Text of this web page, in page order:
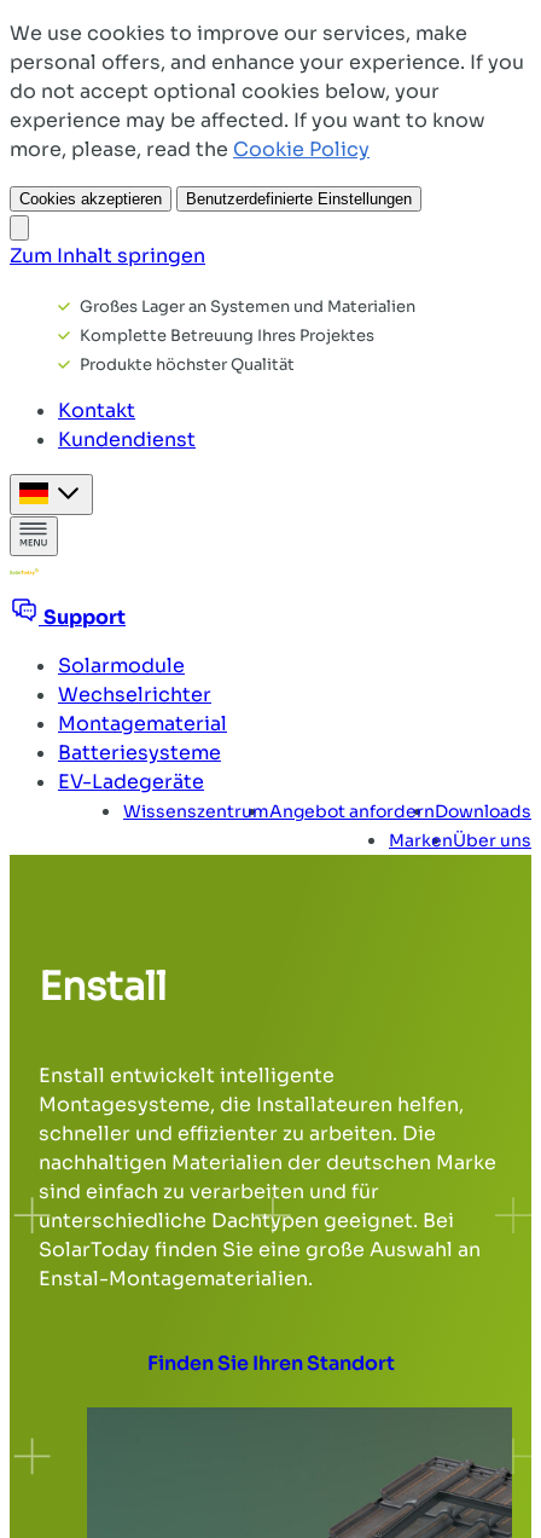
We use cookies to improve our services, make
personal offers, and enhance your experience. If you
do not accept optional cookies below, your
experience may be affected. If you want to know
more, please, read the Cookie Policy
Cookies akzeptieren Benutzerdefinierte Einstellungen
Zum Inhalt springen
Großes Lager an Systemen und Materialien
Komplette Betreuung Ihres Projektes
Produkte höchster Qualität
Kontakt
Kundendienst
Support
Solarmodule
Wechselrichter
Montagematerial
Batteriesysteme
EV-Ladegeräte
Downloads
Angebot anfordern
Wissenszentrum
Über uns
Marken
Enstall
Enstall entwickelt intelligente
Montagesysteme, die Installateuren helfen,
schneller und effizienter zu arbeiten. Die
nachhaltigen Materialien der deutschen Marke
sind einfach zu verarbeiten und für
unterschiedliche Dachtypen geeignet. Bei
SolarToday finden Sie eine große Auswahl an
Enstal-Montagematerialien.
Finden Sie Ihren Standort